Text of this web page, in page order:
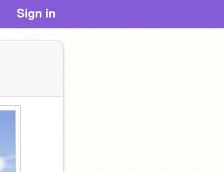
Sign in